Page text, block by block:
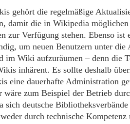
gehört die regelmäßige
damit die in Wikipedia möglichen
zur Verfügung stehen. Ebenso ist
um neuen Benutzern unter die
im Wiki aufzuräumen – denn die
inhärent. Es sollte deshalb
eine dauerhafte Administration
wäre zum Beispiel der Betrieb
sich deutsche
durch technische Kompetenz